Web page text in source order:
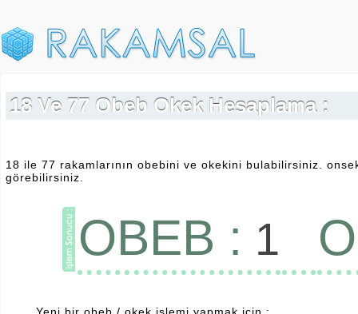
18 Ve 77 Obeb Okek Hesaplama :
18 ile 77 rakamlarının obebini ve okekini bulabilirsiniz.
görebilirsiniz.
OBEB : 1